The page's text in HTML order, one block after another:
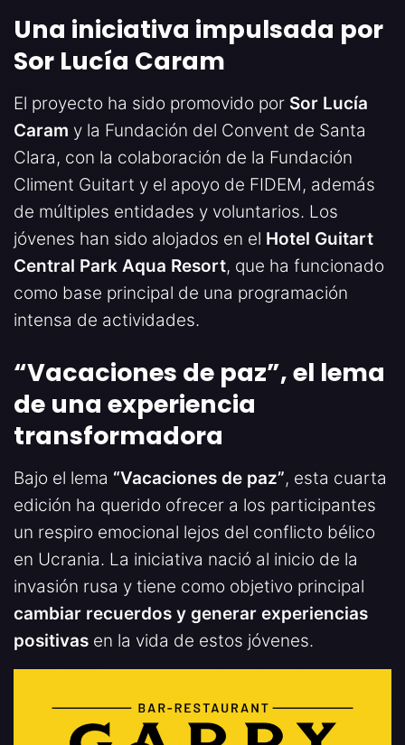
Una iniciativa impulsada por
Sor Lucía Caram
El proyecto ha sido promovido por Sor Lucía
Caram y la Fundación del Convent de Santa
Clara, con la colaboración de la Fundación
Climent Guitart y el apoyo de FIDEM, además
de múltiples entidades y voluntarios. Los
jóvenes han sido alojados en el Hotel Guitart
Central Park Aqua Resort, que ha funcionado
como base principal de una programación
intensa de actividades.
“Vacaciones de paz”, el lema
de una experiencia
transformadora
Bajo el lema “Vacaciones de paz”, esta cuarta
edición ha querido ofrecer a los participantes
un respiro emocional lejos del conflicto bélico
en Ucrania. La iniciativa nació al inicio de la
invasión rusa y tiene como objetivo principal
cambiar recuerdos y generar experiencias
positivas en la vida de estos jóvenes.